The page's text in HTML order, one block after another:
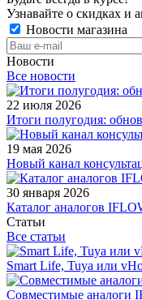
Узнавайте о скидках и
Новости магазина
Новости
Все новости
22 июля 2026
Итоги полугодия:
19 мая 2026
Новый канал
30 января 2026
Каталог аналогов
Статьи
Все статьи
Smart Life, Tuya или
Совместимые аналоги